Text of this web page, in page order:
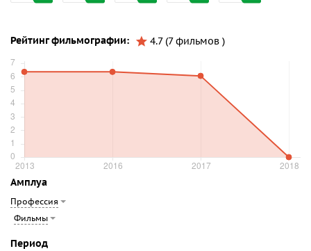
Рейтинг фильмографии: 4.7 (7 фильмов )
Амплуа
Профессия
Фильмы
Период